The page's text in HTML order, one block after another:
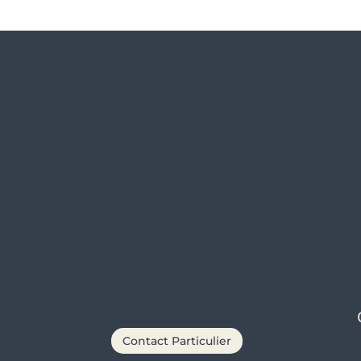
Contact Particulier